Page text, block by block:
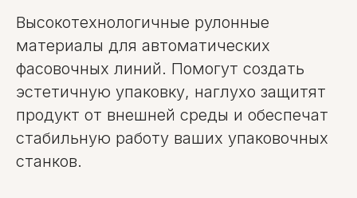
Высокотехнологичные рулонные
материалы для автоматических
фасовочных линий. Помогут создать
эстетичную упаковку, наглухо защитят
продукт от внешней среды и обеспечат
стабильную работу ваших упаковочных
станков.
пленка (рулоны)